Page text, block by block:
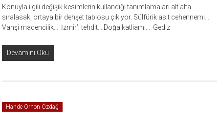
Konuyla ilgili değişik kesimlerin kullandığı tanımlamaları alt alta
sıralasak, ortaya bir dehşet tablosu çıkıyor. Sülfürik asit cehennemi…
Vahşi madencilik… İzmir’i tehdit… Doğa katliamı… Gediz
Devamını Oku
Hande Orhon Özdağ